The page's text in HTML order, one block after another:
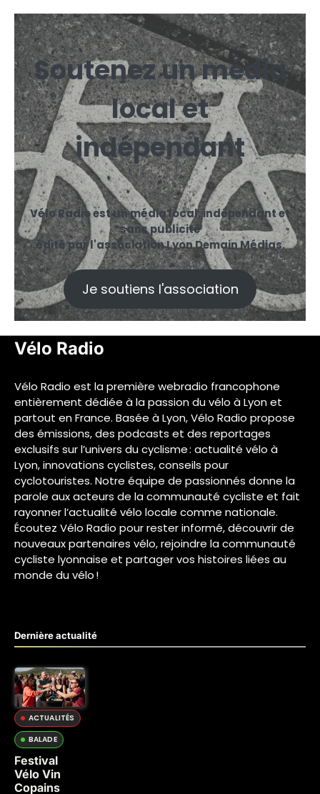
Soutenez un média
local et
indépendant
Vélo Radio est un média local, indépendant et
sans publicité
édité par l'association Lyon Demain Médias.
Je soutiens l'association
Vélo Radio
Vélo Radio est la première webradio francophone
entièrement dédiée à la passion du vélo à Lyon et
partout en France. Basée à Lyon, Vélo Radio propose
des émissions, des podcasts et des reportages
exclusifs sur l’univers du cyclisme : actualité vélo à
Lyon, innovations cyclistes, conseils pour
cyclotouristes. Notre équipe de passionnés donne la
parole aux acteurs de la communauté cycliste et fait
rayonner l’actualité vélo locale comme nationale.
Écoutez Vélo Radio pour rester informé, découvrir de
nouveaux partenaires vélo, rejoindre la communauté
cycliste lyonnaise et partager vos histoires liées au
monde du vélo !
Dernière actualité
ACTUALITÉS
BALADE
Festival
Vélo Vin
Copains